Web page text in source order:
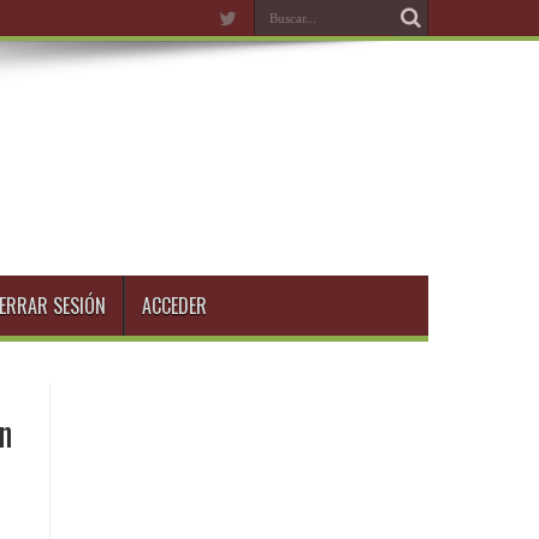
SESIÓN ACCEDER